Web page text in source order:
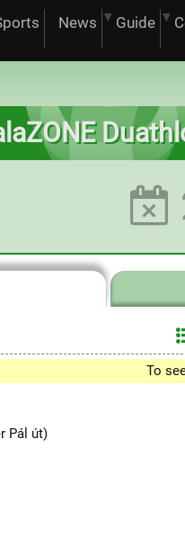
News Guide
To
Pál út)